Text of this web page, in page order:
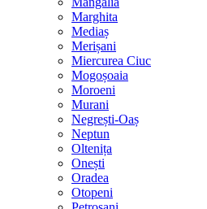
Marghita
Mediaș
Merișani
Miercurea Ciuc
Mogoșoaia
Moroeni
Murani
Negrești-Oaș
Neptun
Oltenița
Onești
Oradea
Otopeni